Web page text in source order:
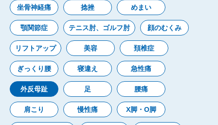
坐骨神経痛 捻挫 めまい
顎関節症 テニス肘、ゴルフ肘 顔のむくみ
リフトアップ 美容 頚椎症
ぎっくり腰 寝違え 急性痛
外反母趾 足 腰痛
肩こり 慢性痛 X脚・O脚